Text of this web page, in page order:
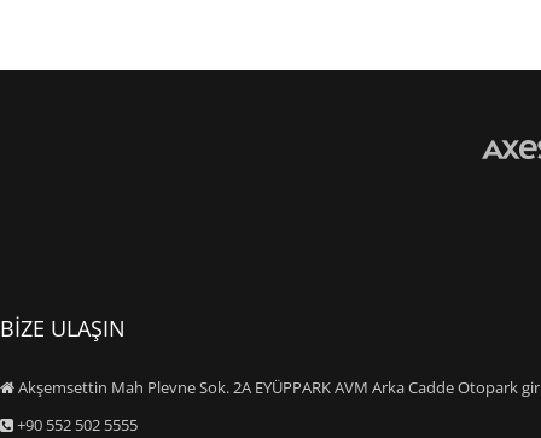
BİZE ULAŞIN
Akşemsettin Mah Plevne Sok. 2A EYÜPPARK AVM Arka Cadde Otopark
+90 552 502 5555